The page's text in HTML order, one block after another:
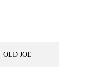
OLD JOE